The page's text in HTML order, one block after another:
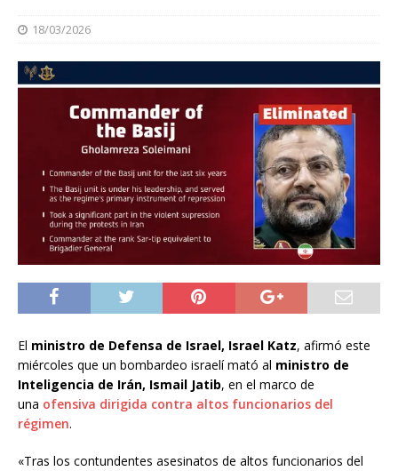
18/03/2026
El ministro de Defensa de Israel, Israel Katz, afirmó este
miércoles que un bombardeo israelí mató al ministro de
Inteligencia de Irán, Ismail Jatib, en el marco de
una ofensiva dirigida contra altos funcionarios del
régimen.
«Tras los contundentes asesinatos de altos funcionarios del